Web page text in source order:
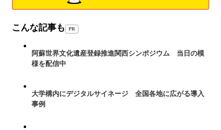
こんな記事も PR
阿蘇世界文化遺産登録推進関西シンポジウム 当日の模
様を配信中
大学構内にデジタルサイネージ 全国各地に広がる導入
事例